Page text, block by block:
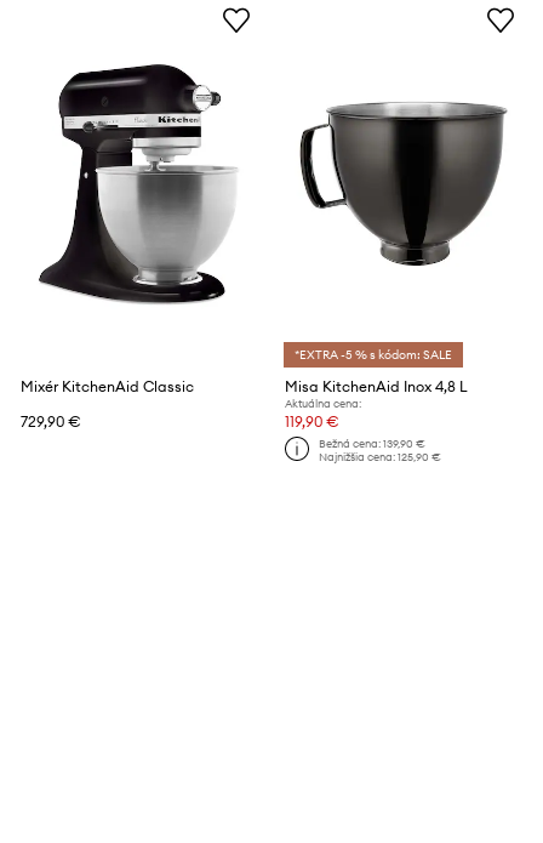
Mixér KitchenAid Classic
729,90 €
*EXTRA -5 % s kódom: SALE
Misa KitchenAid Inox 4,8 L
Aktuálna cena:
119,90 €
Bežná cena:139,90 €
Najnižšia cena:125,90 €